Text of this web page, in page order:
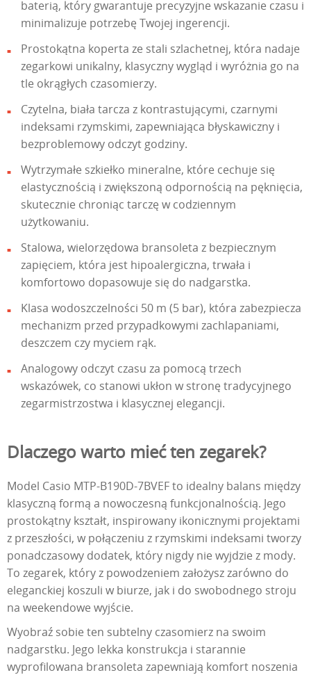
baterią, który gwarantuje precyzyjne wskazanie czasu i
minimalizuje potrzebę Twojej ingerencji.
Prostokątna koperta ze stali szlachetnej, która nadaje
zegarkowi unikalny, klasyczny wygląd i wyróżnia go na
tle okrągłych czasomierzy.
Czytelna, biała tarcza z kontrastującymi, czarnymi
indeksami rzymskimi, zapewniająca błyskawiczny i
bezproblemowy odczyt godziny.
Wytrzymałe szkiełko mineralne, które cechuje się
elastycznością i zwiększoną odpornością na pęknięcia,
skutecznie chroniąc tarczę w codziennym
użytkowaniu.
Stalowa, wielorzędowa bransoleta z bezpiecznym
zapięciem, która jest hipoalergiczna, trwała i
komfortowo dopasowuje się do nadgarstka.
Klasa wodoszczelności 50 m (5 bar), która zabezpiecza
mechanizm przed przypadkowymi zachlapaniami,
deszczem czy myciem rąk.
Analogowy odczyt czasu za pomocą trzech
wskazówek, co stanowi ukłon w stronę tradycyjnego
zegarmistrzostwa i klasycznej elegancji.
Dlaczego warto mieć ten zegarek?
Model Casio MTP-B190D-7BVEF to idealny balans między
klasyczną formą a nowoczesną funkcjonalnością. Jego
prostokątny kształt, inspirowany ikonicznymi projektami
z przeszłości, w połączeniu z rzymskimi indeksami tworzy
ponadczasowy dodatek, który nigdy nie wyjdzie z mody.
To zegarek, który z powodzeniem założysz zarówno do
eleganckiej koszuli w biurze, jak i do swobodnego stroju
na weekendowe wyjście.
Wyobraź sobie ten subtelny czasomierz na swoim
nadgarstku. Jego lekka konstrukcja i starannie
wyprofilowana bransoleta zapewniają komfort noszenia